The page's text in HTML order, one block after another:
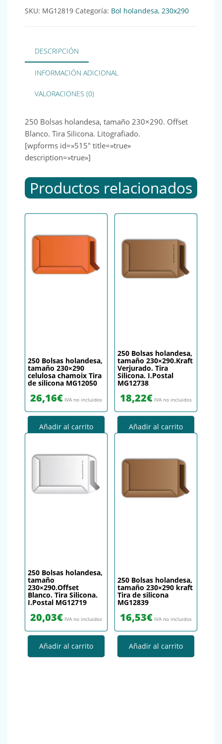
SKU: MG12819 Categoría: Bol holandesa, 230x290
DESCRIPCIÓN
INFORMACIÓN ADICIONAL
VALORACIONES (0)
250 Bolsas holandesa, tamaño 230×290. Offset
Blanco. Tira Silicona. Litografiado.
[wpforms id=»515″ title=»true»
description=»true»]
Productos relacionados
250 Bolsas holandesa,
tamaño 230×290
celulosa chamoix Tira
de silicona MG12050
26,16€ IVA no incluidos
Añadir al carrito
250 Bolsas holandesa,
tamaño 230×290.Kraft
Verjurado. Tira
Silicona. I.Postal
MG12738
18,22€ IVA no incluidos
Añadir al carrito
250 Bolsas holandesa,
tamaño
230×290.Offset
Blanco. Tira Silicona.
I.Postal MG12719
20,03€ IVA no incluidos
Añadir al carrito
250 Bolsas holandesa,
tamaño 230×290 kraft
Tira de silicona
MG12839
16,53€ IVA no incluidos
Añadir al carrito